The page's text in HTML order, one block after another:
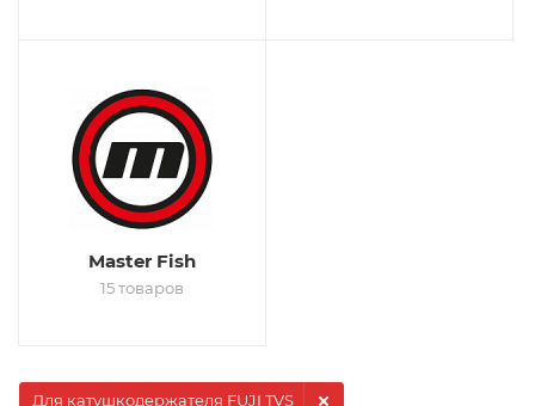
Master Fish
15 товаров
Для катушкодержателя FUJI TVS